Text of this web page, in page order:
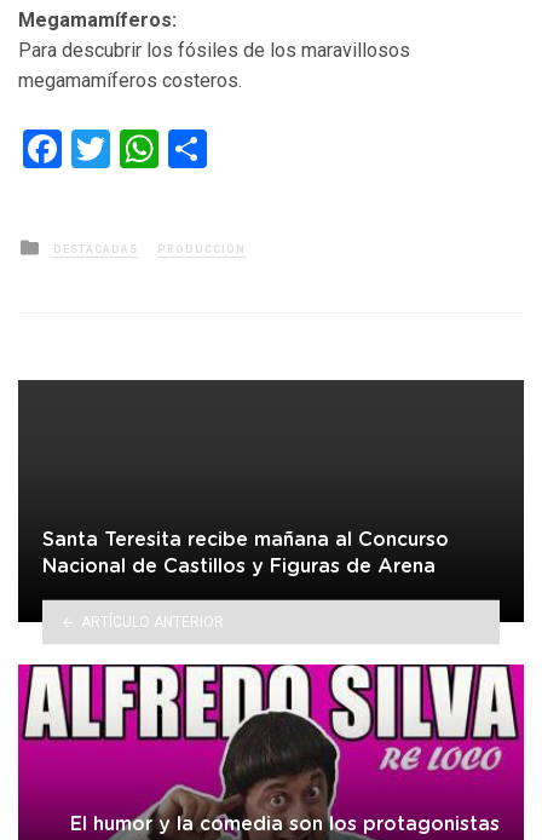
Megamamíferos:
Para descubrir los fósiles de los maravillosos
megamamíferos costeros.
Facebook
TwitterWhatsApp
Posted
in
DESTACADAS PRODUCCIÓN
Santa Teresita recibe mañana al Concurso
Nacional de Castillos y Figuras de Arena
ARTÍCULO ANTERIOR
El humor y la comedia son los protagonistas